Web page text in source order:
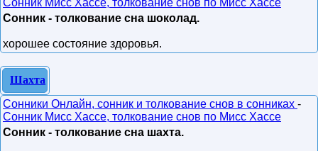
Сонник Мисс Хассе, толкование снов по Мисс Хассе
Сонник - толкование сна шоколад.
хорошее состояние здоровья.
Шахта
Сонники Онлайн, сонник и толкование снов в сонниках -
Сонник Мисс Хассе, толкование снов по Мисс Хассе
Сонник - толкование сна шахта.